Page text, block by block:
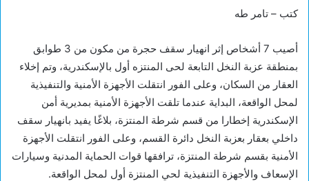
كتب – تامر طه
أصيب 7 أشخاص إثر انهيار سقف حجرة من مكون من 3 طوابق
بمنطقة عزبة النخل التابعة لحى المنتزه أول بالإسكندرية، وتم إخلاء
العقار من السكان، وعلى الفور انتقلت الأجهزة الأمنية والتنفيذية
لمحل الواقعة، البداية عندما تلقت الأجهزة الأمنية بمديرية أمن
الإسكندرية إخطارا من قسم شرطة المنتزة، بلاغًا يفيد بانهيار سقف
داخلي بعقار بعزبة النخل دائرة القسم، وعلى الفور انتقلت الأجهزة
الأمنية بقسم شرطة المنتزة، ترافقها قوات الحماية المدنية وسيارات
الإسعاف والأجهزة التنفيذية لحي المنتزة أول لمحل الواقعة.